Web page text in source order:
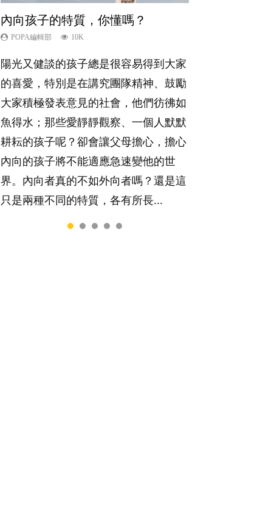
內向孩子的特質，你懂嗎？
POPA編輯部 10K
陽光又健談的孩子總是很容易得到大家
的喜愛，特別是在講究團隊精神、鼓勵
大家積極發表意見的社會，他們彷彿如
魚得水；那些愛靜靜觀察、一個人默默
耕耘的孩子呢？卻會讓父母擔心，擔心
內向的孩子將不能適應急速變他的世
界。內向者真的不如外向者嗎？還是這
只是兩種不同的特質，各有所長...
夫妻必看！經營婚姻，沒捷徑
POPA編輯部 22.9K
你是不是也曾經以為只要跟相愛的人結
婚，就自然能走到白頭，但生了孩子卻
發現事情不如你所料？ 經營婚姻，不
如我們想像的簡單，卻也不是大家說得
那麼難。一起來認識婚姻的真相！...
新手父母不用怕
POPA編輯部 16.3K
相信許多人初為人父母，由懷孕開始到
孩子呱呱落地，心中都有數之不盡的問
題～這裡一次過集合我們以往製作過的
相關短片。 這段路讓我們跟你同行～...
想孩子學好外語，點做好？
POPA編輯部 9.9K
有人話學多種語言越早開始越好，有人
卻說一時間太多語言，會令孩子感到混
淆，到底誰是誰非？聽聽專家怎樣說，
解開語言學習的迷思～...
孩子能力天注定？
POPA編輯部 7.9K
很多父母都希望孩子係個「叻仔叻
女」，學業別太差，日常自理井井有
條。這樣的孩子是萬中無一，還是魚與
熊掌，不能兼得？...